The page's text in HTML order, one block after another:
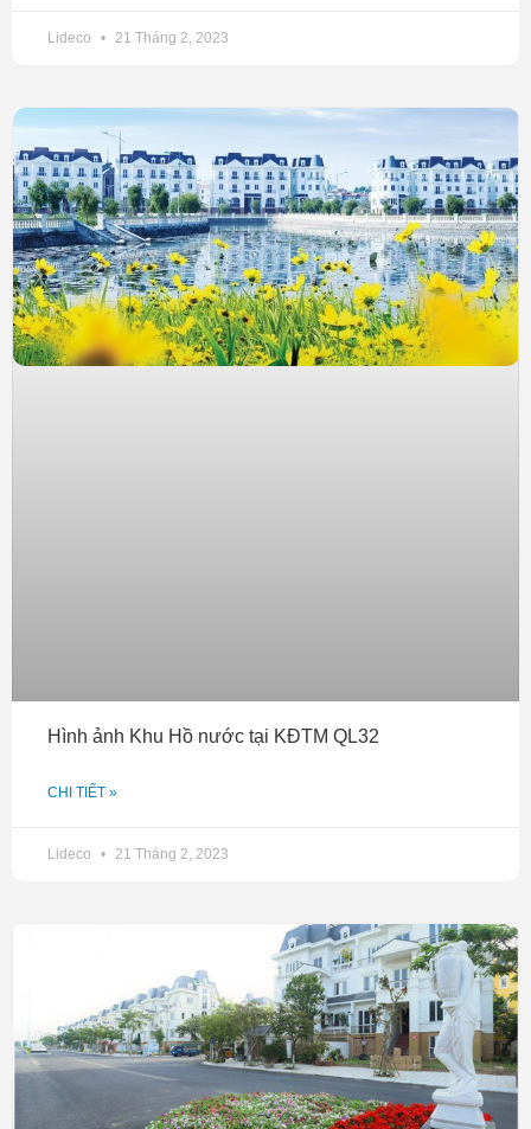
Lideco 21 Tháng 2, 2023
Hình ảnh Khu Hồ nước tại KĐTM QL32
CHI TIẾT »
Lideco 21 Tháng 2, 2023